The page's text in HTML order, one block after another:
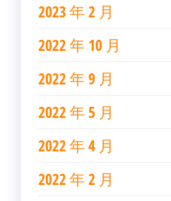
2023 年 2 月
2022 年 10 月
2022 年 9 月
2022 年 5 月
2022 年 4 月
2022 年 2 月